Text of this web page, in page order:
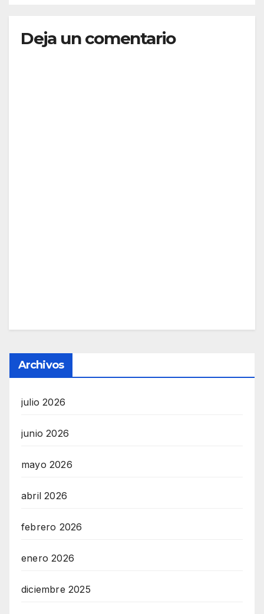
Deja un comentario
Archivos
julio 2026
junio 2026
mayo 2026
abril 2026
febrero 2026
enero 2026
diciembre 2025